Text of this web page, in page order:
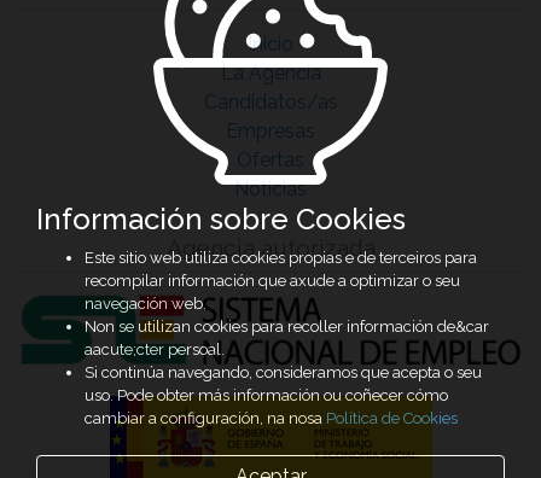
Inicio
La Agencia
Candidatos/as
Empresas
Ofertas
Noticias
Agencia autorizada
Información sobre Cookies
Este sitio web utiliza cookies propias e de terceiros para
recompilar información que axude a optimizar o seu
navegación web.
Non se utilizan cookies para recoller información de&car
aacute;cter persoal.
Si continúa navegando, consideramos que acepta o seu
uso. Pode obter más información ou coñecer cómo
cambiar a configuración, na nosa Política de Cookies